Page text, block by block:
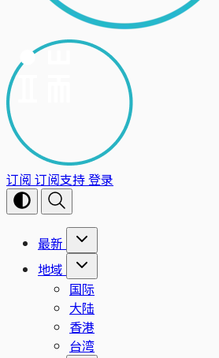
订阅 订阅支持登录
最新
地域
国际
大陆
香港
台湾